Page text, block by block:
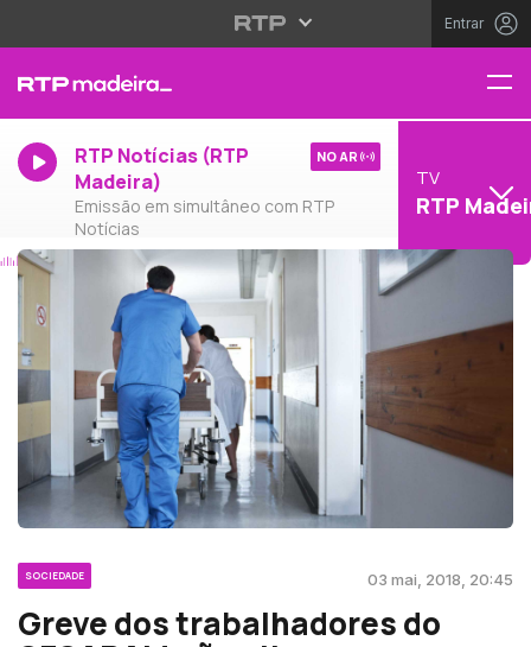
Entrar
RTP Notícias (RTP
Madeira)
Emissão em simultâneo com RTP
Notícias
NO AR
TV
RTP
SOCIEDADE 03 mai, 2018, 20:45
Greve dos trabalhadores do